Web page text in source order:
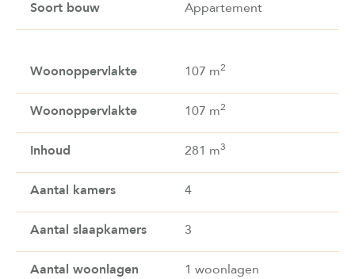
Soort bouw Appartement
Woonoppervlakte 107 m2
Woonoppervlakte 107 m2
Inhoud 281 m3
Aantal kamers 4
Aantal slaapkamers 3
Aantal woonlagen 1 woonlagen